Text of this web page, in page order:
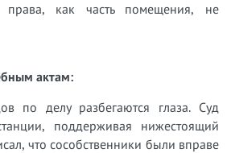
права, как часть помещения, не
актам:
по делу разбегаются глаза. Суд
поддерживая нижестоящий
что сособственники были вправе